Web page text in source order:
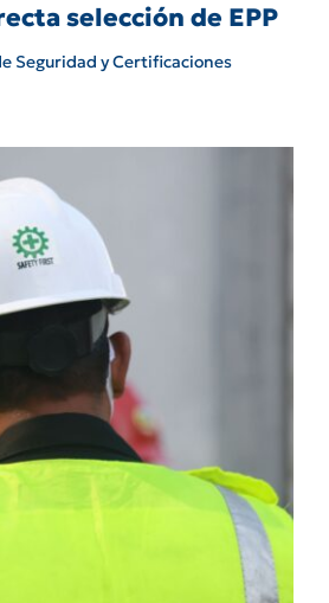
selección de EPP
Seguridad y Certificaciones